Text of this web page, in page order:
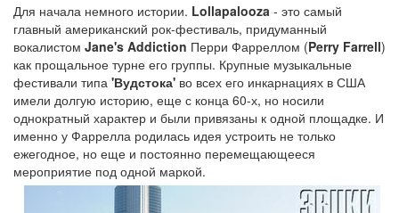
Для начала немного истории. Lollapalooza - это самый
главный американский рок-фестиваль, придуманный
вокалистом Jane's Addiction Перри Фарреллом (Perry Farrell)
как прощальное турне его группы. Крупные музыкальные
фестивали типа 'Вудстока' во всех его инкарнациях в США
имели долгую историю, еще с конца 60-х, но носили
однократный характер и были привязаны к одной площадке. И
именно у Фаррелла родилась идея устроить не только
ежегодное, но еще и постоянно перемещающееся
мероприятие под одной маркой.